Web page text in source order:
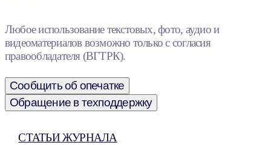
Любое использование текстовых, фото, аудио и
видеоматериалов возможно только с согласия
правообладателя (ВГТРК).
Сообщить об опечатке
Обращение в техподдержку
СТАТЬИ ЖУРНАЛА